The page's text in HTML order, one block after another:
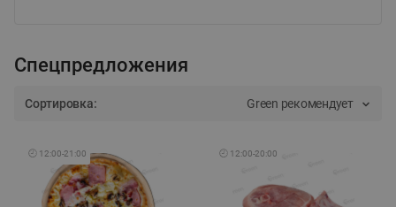
Спецпредложения
Сортировка: Green рекомендует
🕘 12:00-21:00 🕘 12:00-20:00